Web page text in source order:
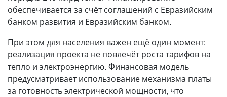
обеспечивается за счёт соглашений с Евразийским
банком развития и Евразийским банком.
При этом для населения важен ещё один момент:
реализация проекта не повлечёт роста тарифов на
тепло и электроэнергию. Финансовая модель
предусматривает использование механизма платы
за готовность электрической мощности, что